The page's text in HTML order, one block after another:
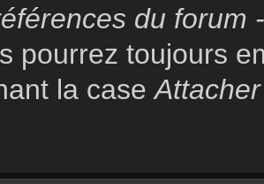
du forum
pourrez toujours
la case